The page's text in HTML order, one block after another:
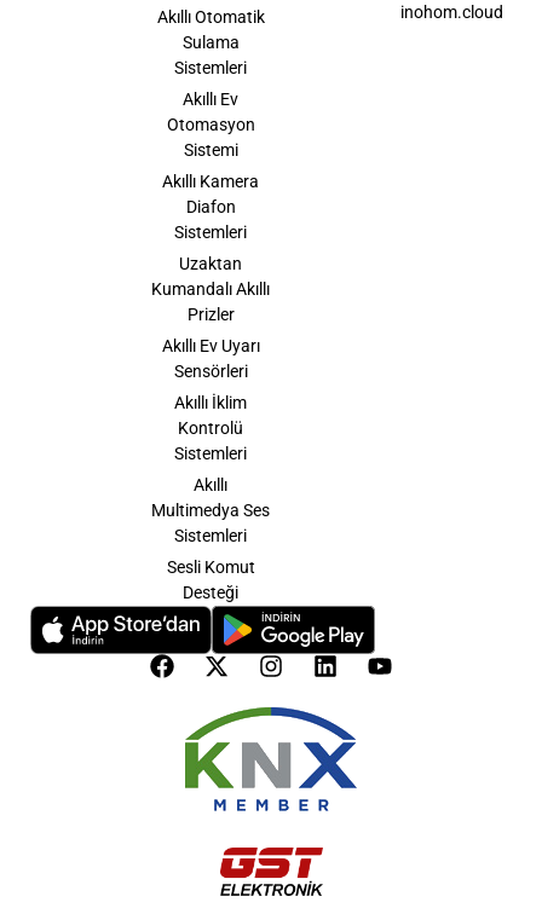
Akıllı Otomatik
Sulama
Sistemleri
Akıllı Ev
Otomasyon
Sistemi
Akıllı Kamera
Diafon
Sistemleri
Uzaktan
Kumandalı Akıllı
Prizler
Akıllı Ev Uyarı
Sensörleri
Akıllı İklim
Kontrolü
Sistemleri
Akıllı
Multimedya Ses
Sistemleri
Sesli Komut
Desteği
inohom.cloud